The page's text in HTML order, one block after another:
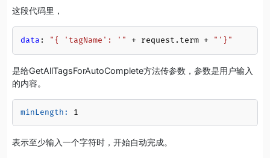
这段代码里，
data : "{ 'tagName': '" + request.term + "'}"
是给GetAllTagsForAutoComplete方法传参数，参数是用户输入
的内容。
minLength: 1
表示至少输入一个字符时，开始自动完成。